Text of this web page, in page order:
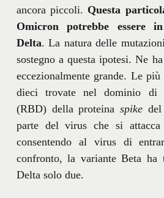
ancora piccoli. Questa
Omicron potrebbe essere
Delta. La natura delle
sostegno a questa ipotesi. Ne
eccezionalmente grande. Le
dieci trovate nel dominio di
(RBD) della proteinaspike
parte del virus che si attacca
consentendo al virus di
confronto, la variante Beta
Delta solo due.